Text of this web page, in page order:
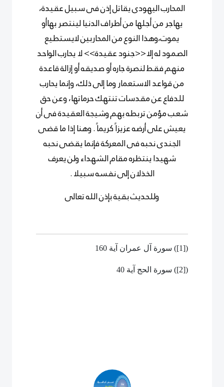
المحارب اليهودى يقاتل إذن فى سبيل عقيدة،
يهاجر من أجلها من أطراف الدنيا لينتصر بهاأو
يموت،وهذا النوع من المحاربين لايستطيع
الصمود له إلا<<جنود عقيدة>> لا يحارب الواحد
منهم فقط لنصرة جاره أو صديقه أو إزالة قاعدة
من قواعد الاستعمار وما إلى ذلك، وإنما يحارب
للدفاع عن مقدسات تنتهك حرماتها، وعن حق
شعب مؤمن تربطه بهم وشيجة العقيدة فى أن
يعيش على أرضه عزيزاً كريماً . وهنا إذا ما قضى
الجندى نحبه فى المعركة فإنما يقضى نحبه
شهيدا ينتظره مقام الشهداء ولن يعرف
الخذلان إلى نفسه سبيلا .
وللحديث بقية بإذن الله تعالى
(
[1]) سورة آل عمران آية 160
(
[2]) سورة الحج آية 40